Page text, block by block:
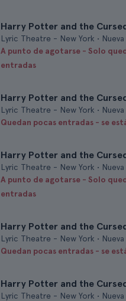
Harry Potter and the
Lyric Theatre - New York • Nueva
A punto de agotarse - Solo
entradas
Harry Potter and the
Lyric Theatre - New York • Nueva
Quedan pocas entradas - se
Harry Potter and the
Lyric Theatre - New York • Nueva
A punto de agotarse - Solo
entradas
Harry Potter and the
Lyric Theatre - New York • Nueva
Quedan pocas entradas - se
Harry Potter and the
Lyric Theatre - New York • Nueva